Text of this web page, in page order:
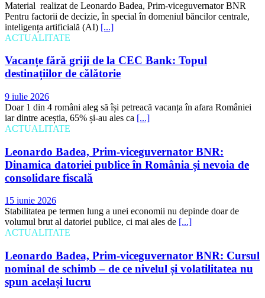
Material realizat de Leonardo Badea, Prim-viceguvernator BNR
Pentru factorii de decizie, în special în domeniul băncilor centrale,
inteligența artificială (AI) [...]
ACTUALITATE
Vacanțe fără griji de la CEC Bank: Topul
destinațiilor de călătorie
9 iulie 2026
Doar 1 din 4 români aleg să își petreacă vacanța în afara României
iar dintre aceștia, 65% și-au ales ca [...]
ACTUALITATE
Leonardo Badea, Prim-viceguvernator BNR:
Dinamica datoriei publice în România și nevoia de
consolidare fiscală
15 iunie 2026
Stabilitatea pe termen lung a unei economii nu depinde doar de
volumul brut al datoriei publice, ci mai ales de [...]
ACTUALITATE
Leonardo Badea, Prim-viceguvernator BNR: Cursul
nominal de schimb – de ce nivelul și volatilitatea nu
spun același lucru